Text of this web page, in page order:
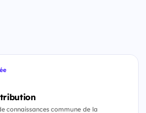
connaissances commune de la